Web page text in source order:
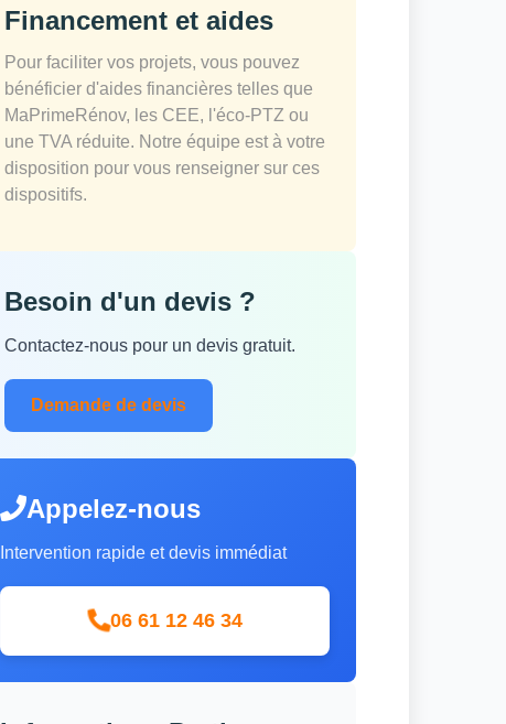
Financement et aides
Pour faciliter vos projets, vous pouvez
bénéficier d'aides financières telles que
MaPrimeRénov, les CEE, l'éco-PTZ ou
une TVA réduite. Notre équipe est à votre
disposition pour vous renseigner sur ces
dispositifs.
Besoin d'un devis ?
Contactez-nous pour un devis gratuit.
Demande de devis
Appelez-nous
Intervention rapide et devis immédiat
06 61 12 46 34